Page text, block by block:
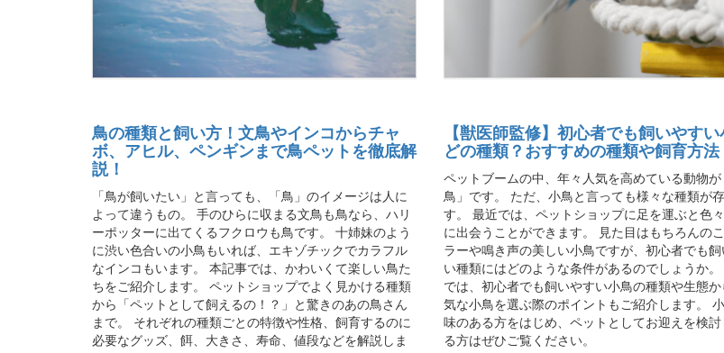
鳥の種類と飼い方！文鳥やインコからチャ
ボ、アヒル、ペンギンまで鳥ペットを徹底解
説！
「鳥が飼いたい」と言っても、「鳥」のイメージは人に
よって違うもの。 手のひらに収まる文鳥も鳥なら、ハリ
ーポッターに出てくるフクロウも鳥です。 十姉妹のよう
に渋い色合いの小鳥もいれば、エキゾチックでカラフル
なインコもいます。 本記事では、かわいくて楽しい鳥た
ちをご紹介します。 ペットショップでよく見かける種類
から「ペットとして飼えるの！？」と驚きのあの鳥さん
まで。 それぞれの種類ごとの特徴や性格、飼育するのに
必要なグッズ、餌、大きさ、寿命、値段などを解説しま
【獣医師監修】初心者でも飼いやす
どの種類？おすすめの種類や飼育方法
ペットブームの中、年々人気を高めている動物
鳥」です。 ただ、小鳥と言っても様々な種類が
す。 最近では、ペットショップに足を運ぶと色
に出会うことができます。 見た目はもちろんの
ラーや鳴き声の美しい小鳥ですが、初心者でも
い種類にはどのような条件があるのでしょうか
では、初心者でも飼いやすい小鳥の種類や生態
気な小鳥を選ぶ際のポイントもご紹介します。
味のある方をはじめ、ペットとしてお迎えを検
る方はぜひご覧ください。